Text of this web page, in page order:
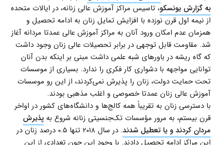
به گزارش یونسکو، تاسیس مراکز آموزش عالی زنانه، در ایالات متحده
از نیمه اول قرن نوزده با افزایش تمایل زنان به ادامه تحصیل و
همزمان عدم امکان ورود آنان به مراکز آموزش عالی عمدتا مردانه آغاز
شد. مقاومت قابل توجهی در برابر تحصیلات عالی زنان وجود داشت
که گاه ریشه در باورهای شبه علمی داشت مبنی بر اینکه بدن آنان
توانایی مواجهه با دشواری کار فکری را ندارد. بسیاری از موسسات
تحت حمایت دولت، زنان را پذیرش نمی‌کردند، از این رو موسسات
آموزش عالی زنان عمدتا خصوصی و اغلب مذهبی بودند.
با دسترسی زنان به تقریباً همه کالج‌ها و دانشگاه‌های کشور در اواخر
قرن بیستم، به مرور مؤسسات تک‌جنسیتی زنانه شروع به پذیرش
مردان کردند و یا تعطیل شدند
. در سال ۲۰۱۸ تنها ۰.۵ درصد زنان در
این مراکز ادامه تحصیل دادند. با وجود این چون تعدادی از این